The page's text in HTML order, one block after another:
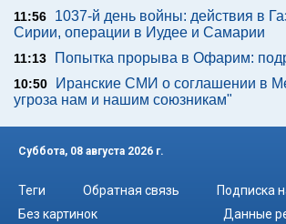
11:56
1037-й день войны: действия в
Сирии, операции в Иудее и Самарии
11:13 Попытка прорыва в Офарим:
10:50
Иранские СМИ о соглашении в
угроза нам и нашим союзникам"
Суббота, 08 августа 2026 г.
Теги Обратная связь
Подписка
Без картинок
Данные